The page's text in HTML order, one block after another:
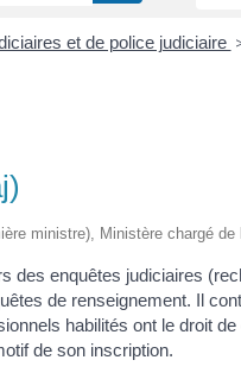
et de police judiciaire
ministre), Ministère chargé de
des enquêtes judiciaires
de renseignement. Il
habilités ont le droit
de son inscription.